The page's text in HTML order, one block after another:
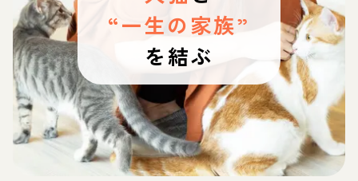
“一生の家族”
を結ぶ